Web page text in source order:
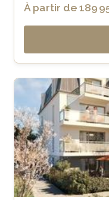
À partir de 189